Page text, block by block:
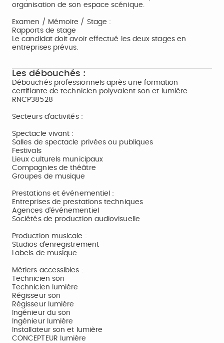
organisation de son espace scénique.
Examen / Mémoire / Stage :
Rapports de stage
Le candidat doit avoir effectué les deux stages en
entreprises prévus.
Les débouchés :
Débouchés professionnels après une formation
certifiante de technicien polyvalent son et lumière
RNCP38528
Secteurs d'activités :
Spectacle vivant :
Salles de spectacle privées ou publiques
Festivals
Lieux culturels municipaux
Compagnies de théâtre
Groupes de musique
Prestations et événementiel :
Entreprises de prestations techniques
Agences d'événementiel
Sociétés de production audiovisuelle
Production musicale :
Studios d'enregistrement
Labels de musique
Métiers accessibles :
Technicien son
Technicien lumière
Régisseur son
Régisseur lumière
Ingénieur du son
Ingénieur lumière
Installateur son et lumière
CONCEPTEUR lumière